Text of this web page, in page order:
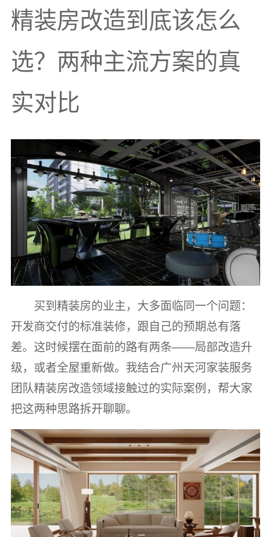
精装房改造到底该怎么
选？两种主流方案的真
实对比
买到精装房的业主，大多面临同一个问题：
开发商交付的标准装修，跟自己的预期总有落
差。这时候摆在面前的路有两条——局部改造升
级，或者全屋重新做。我结合广州天河家装服务
团队精装房改造领域接触过的实际案例，帮大家
把这两种思路拆开聊聊。